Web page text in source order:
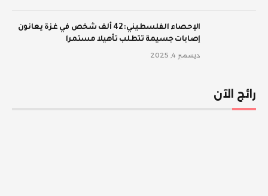
الإحصاء الفلسطيني: 42 ألف شخص في غزة يعانون
إصابات جسيمة تتطلب تأهيلا مستمرا
ديسمبر 4, 2025
رائج الآن